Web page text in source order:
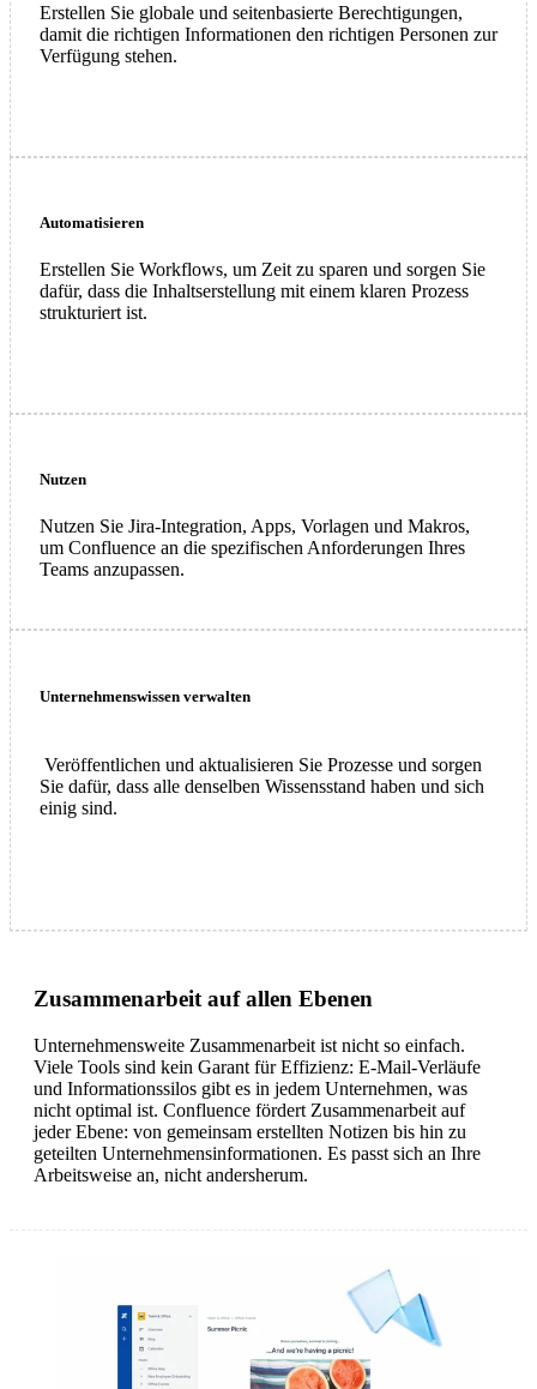
Erstellen Sie globale und seitenbasierte Berechtigungen,
damit die richtigen Informationen den richtigen Personen zur
Verfügung stehen.
Automatisieren
Erstellen Sie Workflows, um Zeit zu sparen und sorgen Sie
dafür, dass die Inhaltserstellung mit einem klaren Prozess
strukturiert ist.
Nutzen
Nutzen Sie Jira-Integration, Apps, Vorlagen und Makros,
um Confluence an die spezifischen Anforderungen Ihres
Teams anzupassen.
Unternehmenswissen verwalten
Veröffentlichen und aktualisieren Sie Prozesse und sorgen
Sie dafür, dass alle denselben Wissensstand haben und sich
einig sind.
Zusammenarbeit auf allen Ebenen
Unternehmensweite Zusammenarbeit ist nicht so einfach.
Viele Tools sind kein Garant für Effizienz: E-Mail-Verläufe
und Informationssilos gibt es in jedem Unternehmen, was
nicht optimal ist. Confluence fördert Zusammenarbeit auf
jeder Ebene: von gemeinsam erstellten Notizen bis hin zu
geteilten Unternehmensinformationen. Es passt sich an Ihre
Arbeitsweise an, nicht andersherum.